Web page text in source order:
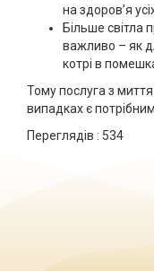
на здоров’я
Більше світла
важливо – як
котрі в
Тому послуга з
випадках є
Переглядів : 534